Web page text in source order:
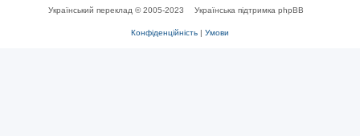
Український переклад © 2005-2023 Українська підтримка phpBB
Конфіденційність | Умови